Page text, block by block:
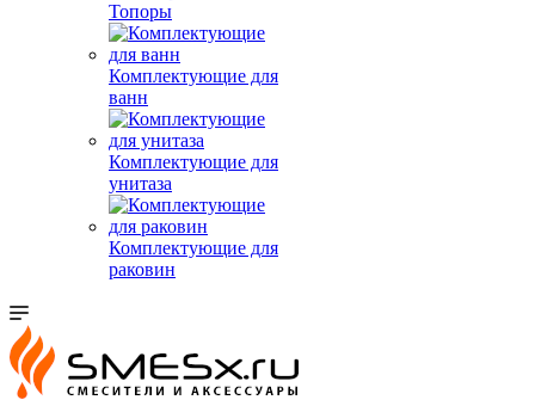
Топоры
Комплектующие для
ванн
Комплектующие для
унитаза
Комплектующие для
раковин